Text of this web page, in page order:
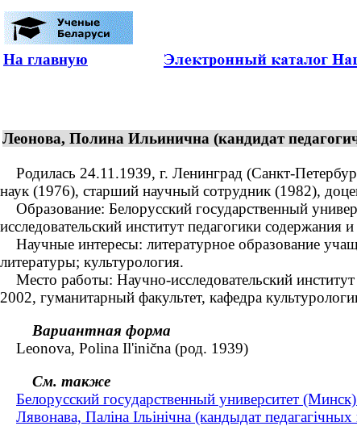
На главную
Леонова, Полина Ильинична (кандидат
Родилась 24.11.1939, г. Ленинград (Санкт-
наук (1976), старший научный сотрудник (1982),
Образование: Белорусский государственный
исследовательский институт педагогики
Научные интересы: литературное образование
литературы; культурология.
Место работы: Научно-исследовательский
2002, гуманитарный факультет, кафедра
Вариантная форма
Leonova, Polina Il'inična (род. 1939)
См. также
Белорусский государственный университет
Лявонава, Паліна Ільінічна (кандыдат